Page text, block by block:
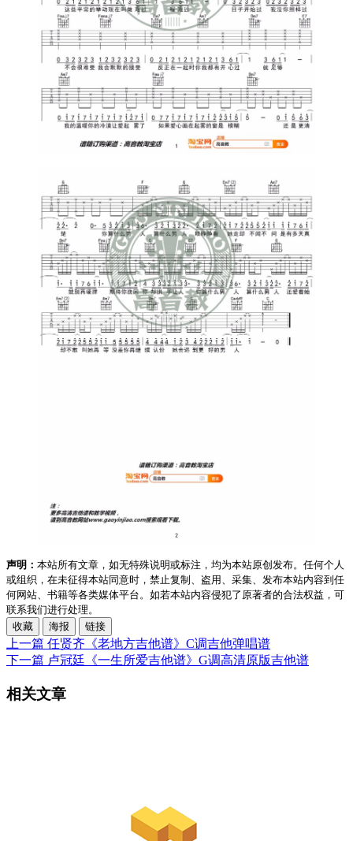
声明： 本站所有文章，如无特殊说明或标注，均为本站原创发布。任何个人
或组织，在未征得本站同意时，禁止复制、盗用、采集、发布本站内容到任
何网站、书籍等各类媒体平台。如若本站内容侵犯了原著者的合法权益，可
联系我们进行处理。
收藏
海报 链接
上一篇 任贤齐《老地方吉他谱》C调吉他弹唱谱
下一篇 卢冠廷《一生所爱吉他谱》G调高清原版吉他谱
相关文章